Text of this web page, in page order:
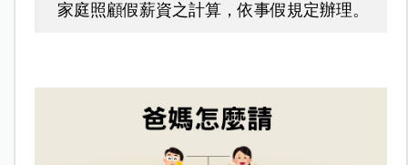
家庭照顧假薪資之計算，依事假規定辦理。